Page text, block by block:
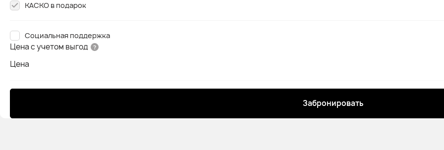
КАСКО в подарок
Социальная поддержка
Цена с учетом выгод
Цена
Забронировать